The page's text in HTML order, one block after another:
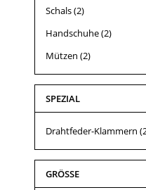
Schals(2)
Handschuhe(2)
Mützen (2)
SPEZIAL
Drahtfeder-Klammern
GRÖSSE